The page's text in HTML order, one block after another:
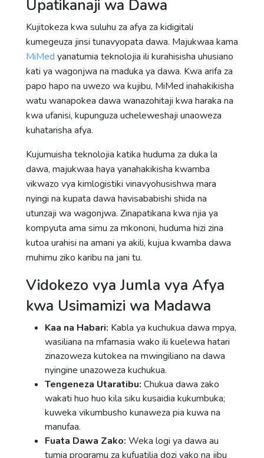
Upatikanaji wa Dawa
Kujitokeza kwa suluhu za afya za kidigitali
kumegeuza jinsi tunavyopata dawa. Majukwaa kama
MiMed yanatumia teknolojia ili kurahisisha uhusiano
kati ya wagonjwa na maduka ya dawa. Kwa arifa za
papo hapo na uwezo wa kujibu, MiMed inahakikisha
watu wanapokea dawa wanazohitaji kwa haraka na
kwa ufanisi, kupunguza ucheleweshaji unaoweza
kuhatarisha afya.
Kujumuisha teknolojia katika huduma za duka la
dawa, majukwaa haya yanahakikisha kwamba
vikwazo vya kimlogistiki vinavyohusishwa mara
nyingi na kupata dawa havisababishi shida na
utunzaji wa wagonjwa. Zinapatikana kwa njia ya
kompyuta ama simu za mkononi, huduma hizi zina
kutoa urahisi na amani ya akili, kujua kwamba dawa
muhimu ziko karibu na jani tu.
Vidokezo vya Jumla vya Afya
kwa Usimamizi wa Madawa
Kaa na Habari: Kabla ya kuchukua dawa mpya,
wasiliana na mfamasia wako ili kuelewa hatari
zinazoweza kutokea na mwingiliano na dawa
nyingine unazoweza kuchukua.
Tengeneza Utaratibu: Chukua dawa zako
wakati huo huo kila siku kusaidia kukumbuka;
kuweka vikumbusho kunaweza pia kuwa na
manufaa.
Fuata Dawa Zako: Weka logi ya dawa au
tumia programu za kufuatilia dozi yako na jibu